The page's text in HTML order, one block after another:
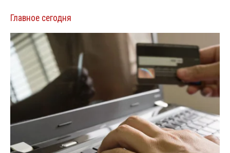
Главное сегодня